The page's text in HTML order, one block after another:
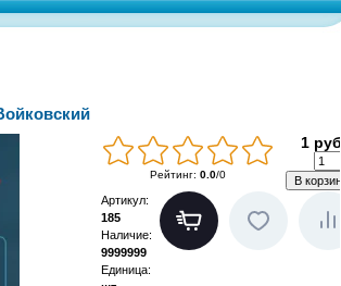
Рейтинг: 0.0/0
1 руб.
Артикул:
185
Наличие:
9999999
Единица: